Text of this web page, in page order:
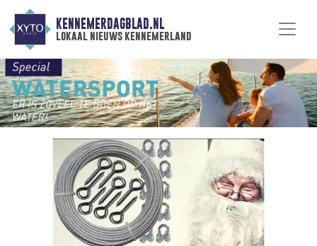
KENNEMERDAGBLAD.NL
lokaal nieuws kennemerland